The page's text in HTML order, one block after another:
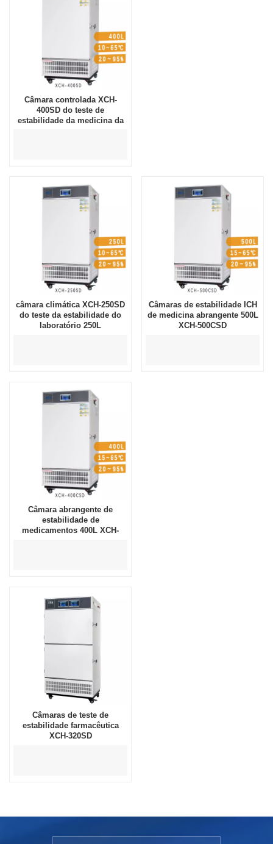
Câmara controlada XCH-
400SD do teste de
estabilidade da medicina da
câmara climática XCH-250SD
do teste da estabilidade do
laboratório 250L
Câmaras de estabilidade ICH
de medicina abrangente 500L
XCH-500CSD
Câmara abrangente de
estabilidade de
medicamentos 400L XCH-
Câmaras de teste de
estabilidade farmacêutica
XCH-320SD